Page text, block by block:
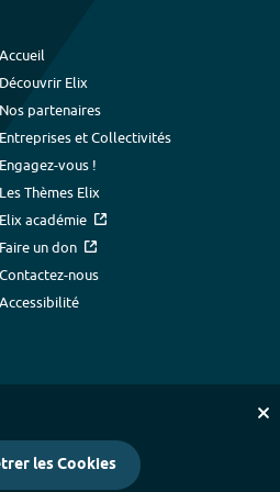
Accueil
Découvrir Elix
Nos partenaires
Entreprises et Collectivités
Engagez-vous !
Les Thèmes Elix
Elix académie
Faire un don
Contactez-nous
Accessibilité
les Cookies